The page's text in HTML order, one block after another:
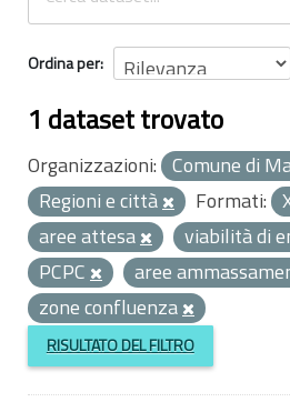
Ordina per
1 dataset trovato
Organizzazioni: Comune di
Regioni e città
Formati:
aree attesa
viabilità di
PCPC
aree
zone confluenza
RISULTATO DEL FILTRO